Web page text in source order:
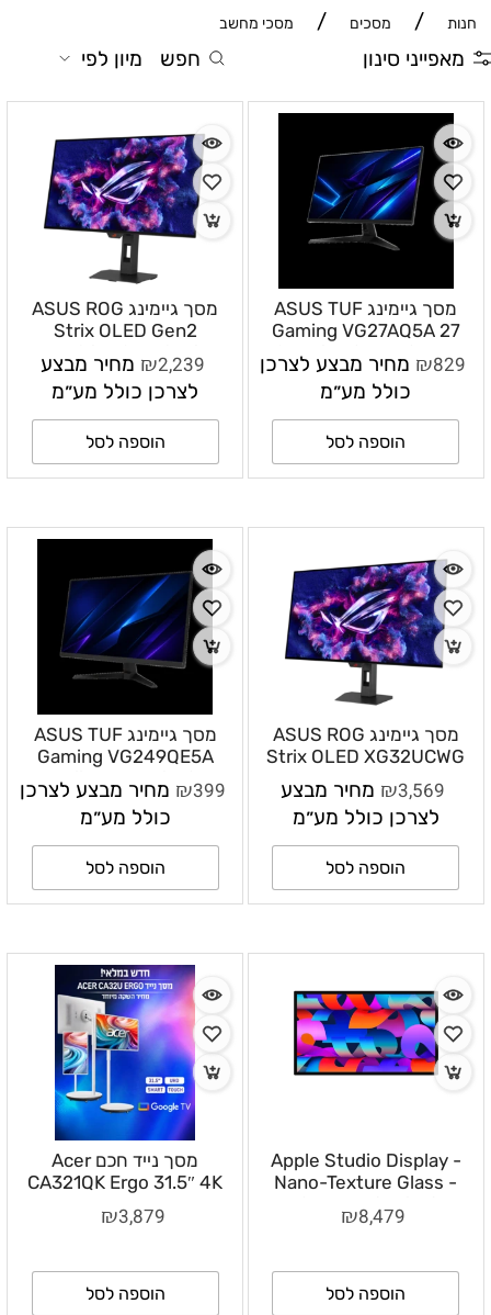
חנות / מסכים / מסכי מחשב
מאפייני סינון חפש מיון לפי
מסך גיימינג ASUS TUF
Gaming VG27AQ5A 27
אינץ׳ QHD 2560×1440
210Hz OC ₪829
מחיר מבצע לצרכן
כולל מע״מ
הוספה לסל
מסך גיימינג ASUS ROG
Strix OLED Gen2
QHD 2560×1440 240Hz
₪2,239
מחיר מבצע
לצרכן כולל מע״מ
הוספה לסל
מסך גיימינג ASUS ROG
Strix OLED XG32UCWG
3840×2160 4K 165Hz /
FHD 330Hz
₪3,569
מחיר מבצע
לצרכן כולל מע״מ
הוספה לסל
מסך גיימינג ASUS TUF
Gaming VG249QE5A
23.8 אינץ׳ Full HD
1920×1080 146Hz OC
₪399
מחיר מבצע לצרכן
כולל מע״מ
הוספה לסל
Apple Studio Display -
Nano-Texture Glass -
VESA Mount Adapter
(Stand not included) –
₪8,479
הוספה לסל
מסך נייד חכם Acer
CA321QK Ergo 31.5″ 4K
UHD Touch עם Google TV
ומצלמת 8MP₪3,879
הוספה לסל